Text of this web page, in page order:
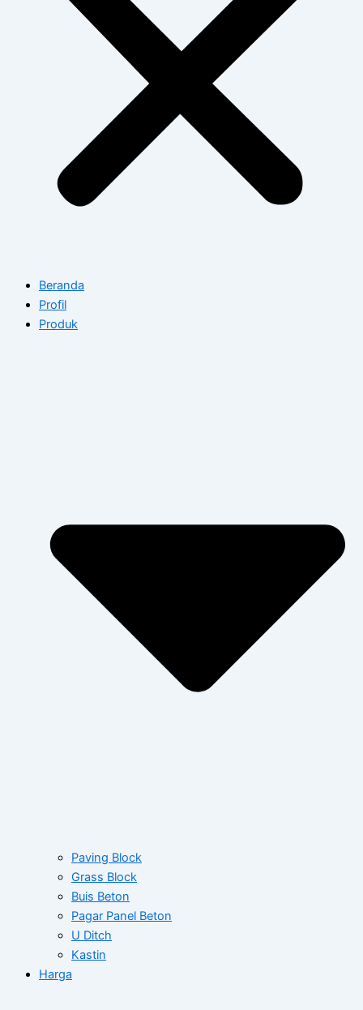
Beranda
Profil
Produk
Paving Block
Grass Block
Buis Beton
Pagar Panel Beton
U Ditch
Kastin
Harga